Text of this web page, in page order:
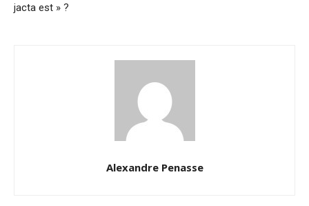
jacta est » ?
Alexandre Penasse